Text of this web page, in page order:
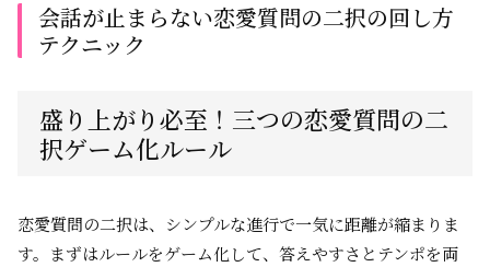
会話が止まらない恋愛質問の二択の回し方
テクニック
盛り上がり必至！三つの恋愛質問の二
択ゲーム化ルール
恋愛質問の二択は、シンプルな進行で一気に距離が縮まりま
す。まずはルールをゲーム化して、答えやすさとテンポを両